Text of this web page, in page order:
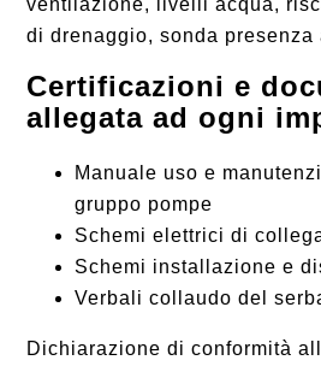
ventilazione, livelli acqua,
di drenaggio, sonda presenza
Certificazioni e
allegata ad ogni
Manuale uso e
gruppo pompe
Schemi elettrici di
Schemi installazione e
Verbali collaudo del
Dichiarazione di conformità